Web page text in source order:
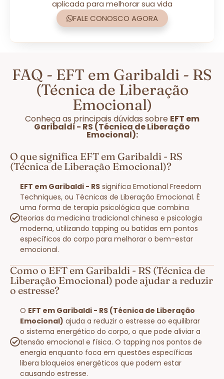
aplicada para melhorar sua vida
FALE CONOSCO AGORA
FAQ - EFT em Garibaldi - RS
(Técnica de Liberação
Emocional)
Conheça as principais dúvidas sobre EFT em
Garibaldi - RS (Técnica de Liberação
Emocional):
O que significa EFT em Garibaldi - RS
(Técnica de Liberação Emocional)?
EFT em Garibaldi - RS significa Emotional Freedom
Techniques, ou Técnicas de Liberação Emocional. É
uma forma de terapia psicológica que combina
teorias da medicina tradicional chinesa e psicologia
moderna, utilizando tapping ou batidas em pontos
específicos do corpo para melhorar o bem-estar
emocional.
Como o EFT em Garibaldi - RS (Técnica de
Liberação Emocional) pode ajudar a reduzir
o estresse?
O EFT em Garibaldi - RS (Técnica de Liberação
Emocional) ajuda a reduzir o estresse ao equilibrar
o sistema energético do corpo, o que pode aliviar a
tensão emocional e física. O tapping nos pontos de
energia enquanto foca em questões específicas
libera bloqueios energéticos que podem estar
causando estresse.